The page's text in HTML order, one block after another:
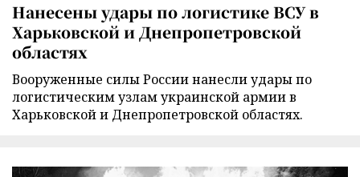
Нанесены удары по логистике ВСУ в
Харьковской и Днепропетровской
областях
Вооруженные силы России нанесли удары по
логистическим узлам украинской армии в
Харьковской и Днепропетровской областях.